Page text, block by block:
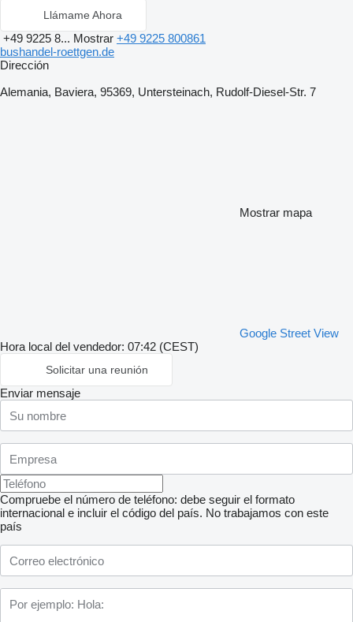
Llámame Ahora
+49 9225 8... Mostrar +49 9225 800861
bushandel-roettgen.de
Dirección
Alemania, Baviera, 95369, Untersteinach, Rudolf-Diesel-Str. 7
Mostrar mapa
Google Street View
Hora local del vendedor: 07:42 (CEST)
Solicitar una reunión
Enviar mensaje
Compruebe el número de teléfono: debe seguir el formato
internacional e incluir el código del país. No trabajamos con este
país